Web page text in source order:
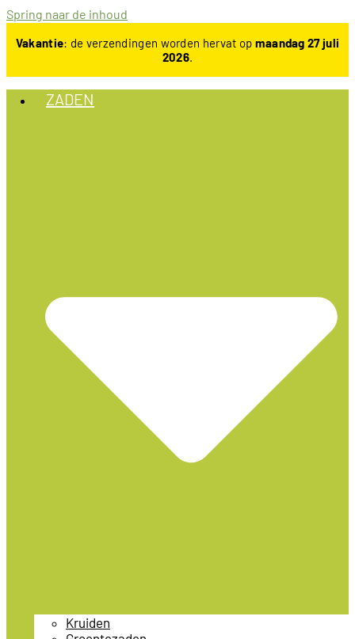
Spring naar de inhoud
Vakantie: de verzendingen worden hervat op maandag 27 juli
2026.
ZADEN
Kruiden